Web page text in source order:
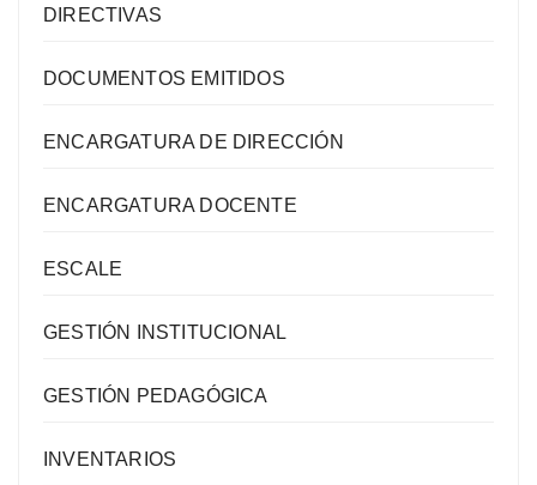
DIRECTIVAS
DOCUMENTOS EMITIDOS
ENCARGATURA DE DIRECCIÓN
ENCARGATURA DOCENTE
ESCALE
GESTIÓN INSTITUCIONAL
GESTIÓN PEDAGÓGICA
INVENTARIOS